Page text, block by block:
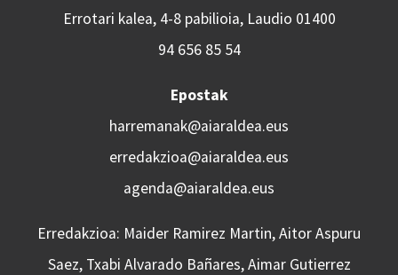
Errotari kalea, 4-8 pabilioia, Laudio 01400
94 656 85 54
Epostak
harremanak@aiaraldea.eus
erredakzioa@aiaraldea.eus
agenda@aiaraldea.eus
Erredakzioa: Maider Ramirez Martin, Aitor Aspuru
Saez, Txabi Alvarado Bañares, Aimar Gutierrez